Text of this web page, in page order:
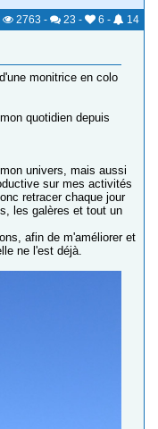
2763 - 23 - 6 -
14
monitrice en colo
quotidien depuis
univers, mais aussi
sur mes activités
retracer chaque jour
les galères et tout un
afin de m'améliorer et
ne l'est déjà.